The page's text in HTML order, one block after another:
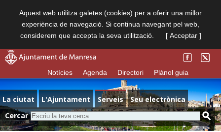
Aquest web utilitza galetes (cookies) per a oferir una millor
experiència de navegació. Si continua navegant pel web,
considerem que accepta la seva utilització.
[ Acceptar ]
Notícies Agenda Directori Plànol guia
La ciutat L'Ajuntament Serveis
Seu electrònica
Cercar